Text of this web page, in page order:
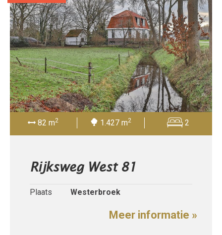
82 m2 1.427 m2 2
Rijksweg West 81
Plaats Westerbroek
Meer informatie »